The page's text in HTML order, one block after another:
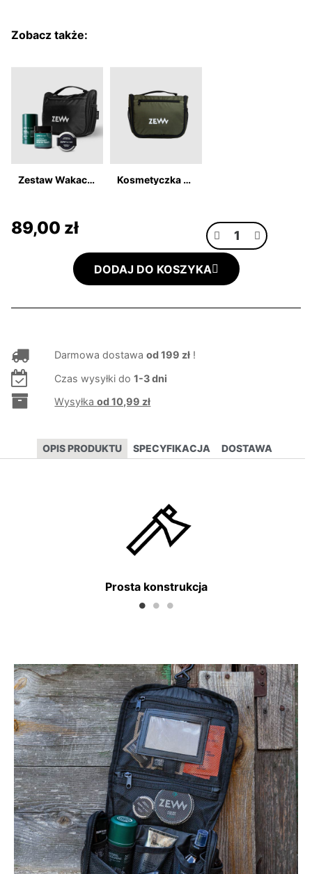
Zobacz także:
Zestaw Wakacyjny Podróżnik Kosmetyczka Olive
89,00 zł
DODAJ DO KOSZYKA
Darmowa dostawaod 199 zł !
Czas wysyłki do1-3 dni
Wysyłkaod 10,99 zł
OPIS PRODUKTU SPECYFIKACJA DOSTAWA
Prosta konstrukcja